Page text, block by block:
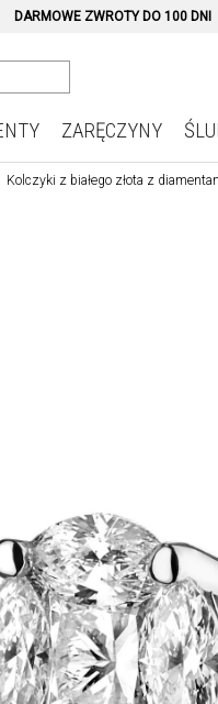
DARMOWE ZWROTY DO 100 DNI
ZARĘCZYNY
Kolczyki z białego złota z